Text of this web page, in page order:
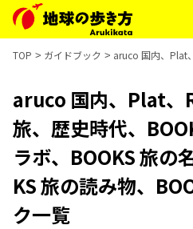
TOP ガイドブック aruco 国内、Plat
aruco 国内、Plat
旅、歴史時代、
ラボ、BOOKS 旅の
KS 旅の読み物、
ク一覧